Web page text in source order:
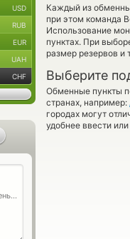
Каждый из
при этом команда
Использование
пунктах. При
размер резервов и
Выберите
Обменные пункты
странах, например:
городах могут
удобнее ввести
USD
RUB
EUR
UAH
CHF